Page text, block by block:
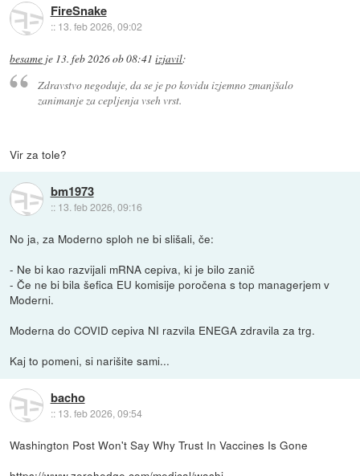
FireSnake
:: 13. feb 2026, 09:02
besame je 13. feb 2026 ob 08:41 izjavil:
Zdravstvo negoduje, da se je po kovidu izjemno zmanjšalo
zanimanje za cepljenja vseh vrst.
Vir za tole?
bm1973
:: 13. feb 2026, 09:16
No ja, za Moderno sploh ne bi slišali, če:
- Ne bi kao razvijali mRNA cepiva, ki je bilo zanič
- Če ne bi bila šefica EU komisije poročena s top managerjem v
Moderni.
Moderna do COVID cepiva NI razvila ENEGA zdravila za trg.
Kaj to pomeni, si narišite sami...
bacho
:: 13. feb 2026, 09:54
Washington Post Won't Say Why Trust In Vaccines Is Gone